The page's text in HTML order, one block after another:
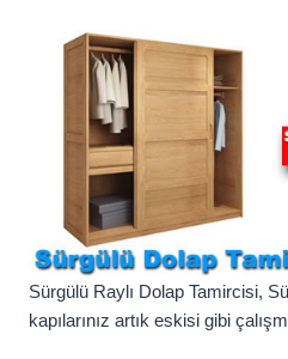
Sürgülü Raylı Dolap Tamircisi,
kapılarınız artık eskisi gibi